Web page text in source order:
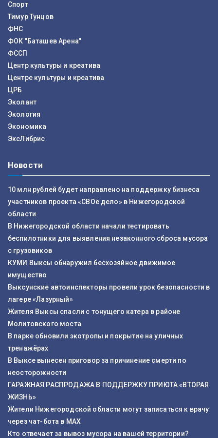
Спорт
Тимур Тунцов
ФНС
ФОК "Баташев Арена"
ФССП
Центр культуры и креатива
Центре культуры и креатива
ЦРБ
Эколант
Экология
Экономика
ЭксЛибрис
Новости
10 млн рублей будет направлено на поддержку бизнеса
участников проекта «СВОё дело» в Нижегородской
области
В Нижегородской области начали тестировать
беспилотники для выявления незаконного сброса мусора
с грузовиков
КУМИ Выксы обнаружил бесхозяйное движимое
имущество
Выксунские автоинспекторы провели урок безопасности в
лагере «Лазурный»
Жителя Выксы спасли с тонущего катера в районе
Молитовского моста
В парке обновили экотропы и покрытие на уличных
тренажёрах
В Выксе вынесен приговор за причинение смерти по
неосторожности
ГАРАЖНАЯ РАСПРОДАЖА В ПОДДЕРЖКУ ПРИЮТА «ВТОРАЯ
ЖИЗНЬ»
Жители Нижегородской области могут записаться к врачу
через чат-бота в MAX
Кто отвечает за вывоз мусора на вашей территории?